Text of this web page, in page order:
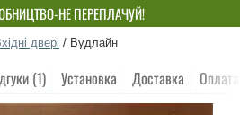
НЕ ПЕРЕПЛАЧУЙ!
двері / Вудлайн
(1) Установка Доставка Оплата